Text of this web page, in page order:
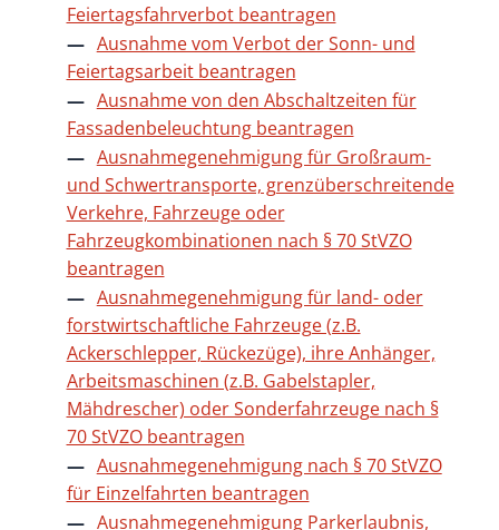
Feiertagsfahrverbot beantragen
Ausnahme vom Verbot der Sonn- und
Feiertagsarbeit beantragen
Ausnahme von den Abschaltzeiten für
Fassadenbeleuchtung beantragen
Ausnahmegenehmigung für Großraum-
und Schwertransporte, grenzüberschreitende
Verkehre, Fahrzeuge oder
Fahrzeugkombinationen nach § 70 StVZO
beantragen
Ausnahmegenehmigung für land- oder
forstwirtschaftliche Fahrzeuge (z.B.
Ackerschlepper, Rückezüge), ihre Anhänger,
Arbeitsmaschinen (z.B. Gabelstapler,
Mähdrescher) oder Sonderfahrzeuge nach §
70 StVZO beantragen
Ausnahmegenehmigung nach § 70 StVZO
für Einzelfahrten beantragen
Ausnahmegenehmigung Parkerlaubnis,